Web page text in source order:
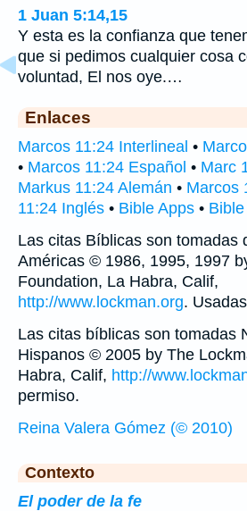
1 Juan 5:14,15
Y esta es la confianza que
que si pedimos cualquier cosa
voluntad, El nos oye.…
Enlaces
Marcos 11:24 Interlineal •
• Marcos 11:24 Español • Marc
Markus 11:24 Alemán • Marcos
11:24 Inglés • Bible Apps •
Las citas Bíblicas son tomadas
Américas © 1986, 1995, 1997
Foundation, La Habra, Calif,
http://www.lockman.org.
Las citas bíblicas son tomadas
Hispanos © 2005 by The
Habra, Calif, http://
permiso.
Reina Valera Gómez (© 2010)
Contexto
El poder de la fe